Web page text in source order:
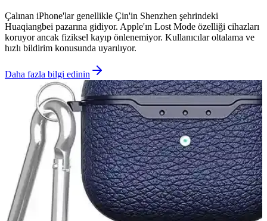
Çalınan iPhone'lar genellikle Çin'in Shenzhen şehrindeki
Huaqiangbei pazarına gidiyor. Apple'ın Lost Mode özelliği cihazları
koruyor ancak fiziksel kayıp önlenemiyor. Kullanıcılar oltalama ve
hızlı bildirim konusunda uyarılıyor.
Daha fazla bilgi edinin